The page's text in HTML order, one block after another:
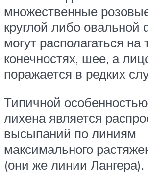
множественные
круглой либо
могут располагаться на
конечностях, шее, а
поражается в редких
Типичной
лихена является
высыпаний по линиям
максимального
(они же линии